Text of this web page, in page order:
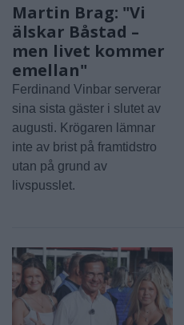
Martin Brag: "Vi
älskar Båstad –
men livet kommer
emellan"
Ferdinand Vinbar serverar
sina sista gäster i slutet av
augusti. Krögaren lämnar
inte av brist på framtidstro
utan på grund av
livspusslet.